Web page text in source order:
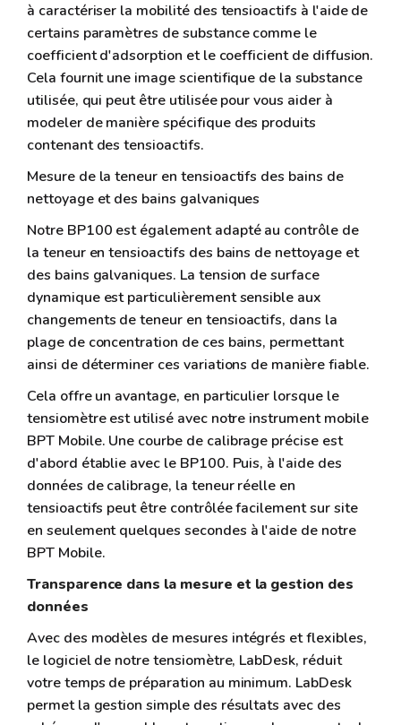
à caractériser la mobilité des tensioactifs à l'aide de
certains paramètres de substance comme le
coefficient d'adsorption et le coefficient de diffusion.
Cela fournit une image scientifique de la substance
utilisée, qui peut être utilisée pour vous aider à
modeler de manière spécifique des produits
contenant des tensioactifs.
Mesure de la teneur en tensioactifs des bains de
nettoyage et des bains galvaniques
Notre BP100 est également adapté au contrôle de
la teneur en tensioactifs des bains de nettoyage et
des bains galvaniques. La tension de surface
dynamique est particulièrement sensible aux
changements de teneur en tensioactifs, dans la
plage de concentration de ces bains, permettant
ainsi de déterminer ces variations de manière fiable.
Cela offre un avantage, en particulier lorsque le
tensiomètre est utilisé avec notre instrument mobile
BPT Mobile. Une courbe de calibrage précise est
d'abord établie avec le BP100. Puis, à l'aide des
données de calibrage, la teneur réelle en
tensioactifs peut être contrôlée facilement sur site
en seulement quelques secondes à l'aide de notre
BPT Mobile.
Transparence dans la mesure et la gestion des
données
Avec des modèles de mesures intégrés et flexibles,
le logiciel de notre tensiomètre, LabDesk, réduit
votre temps de préparation au minimum. LabDesk
permet la gestion simple des résultats avec des